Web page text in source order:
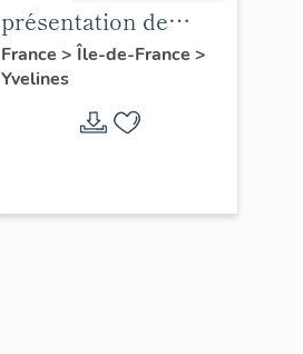
présentation de
l'étude du
patrimoine de l'aire
d'étude Versailles
périphérie sud
France > Île-de-France >
Yvelines